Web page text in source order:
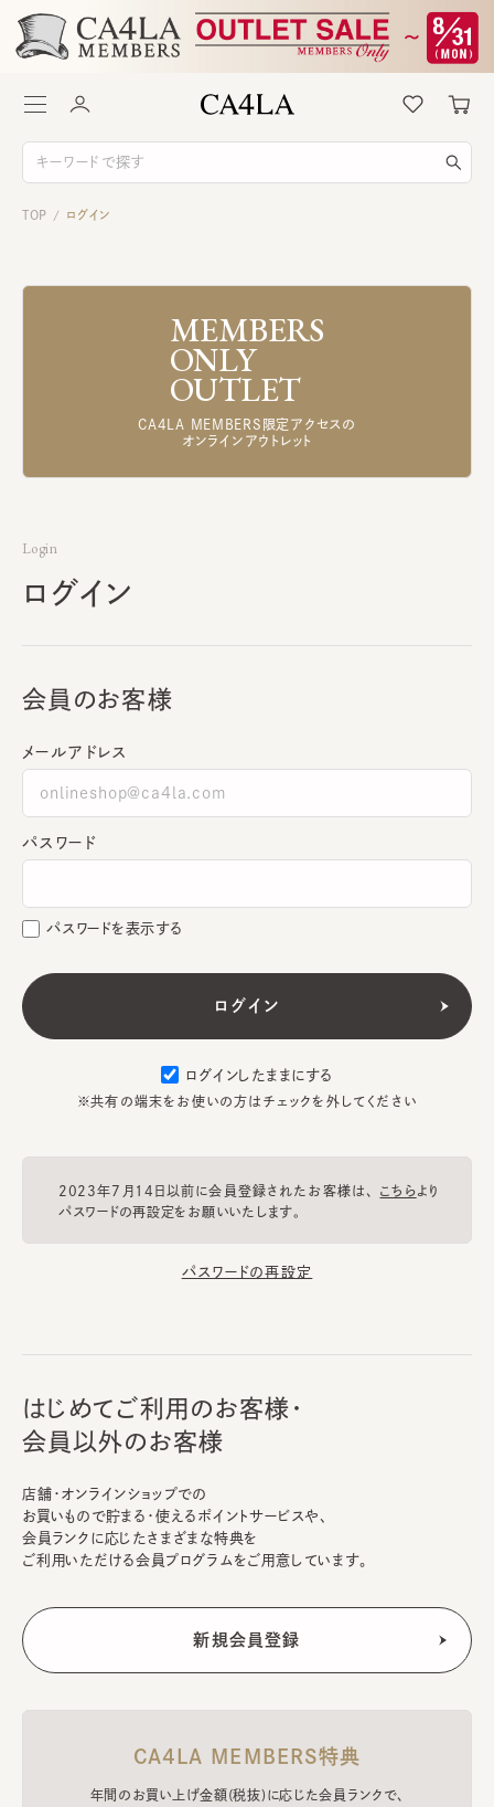
TOP / ログイン
MEMBERS
ONLY
OUTLET
CA4LA MEMBERS限定アクセスの
オンラインアウトレット
Login
ログイン
会員のお客様
メールアドレス
パスワード
パスワードを表示する
ログインしたままにする
※共有の端末をお使いの方はチェックを外してください
2023年7月14日以前に会員登録されたお客様は、 こちらより
パスワードの再設定をお願いいたします。
パスワードの再設定
はじめてご利用のお客様・
会員以外のお客様
店舗・オンラインショップでの
お買いもので貯まる・使えるポイントサービスや、
会員ランクに応じたさまざまな特典を
ご利用いただける会員プログラムをご用意しています。
CA4LA MEMBERS特典
年間のお買い上げ金額(税抜)に応じた会員ランクで、